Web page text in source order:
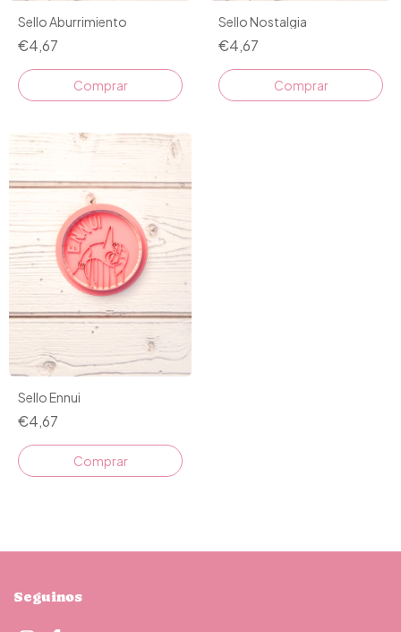
Sello Aburrimiento
€4,67
Comprar
Sello Nostalgia
€4,67
Comprar
Sello Ennui
€4,67
Comprar
Seguinos